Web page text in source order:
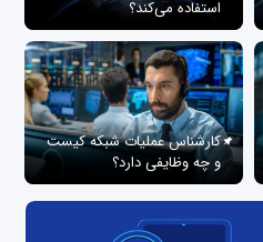
استفاده می‌کند؟
کارشناس عملیات شبکه کیست
و چه وظایفی دارد؟